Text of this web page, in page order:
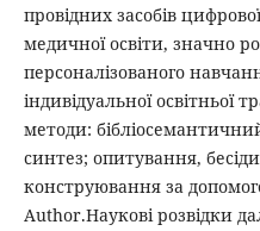
провідних засобів
медичної освіти, значно
персоналізованого
індивідуальної освітньої
методи:
синтез; опитування,
конструювання за
Author.Наукові розвідки